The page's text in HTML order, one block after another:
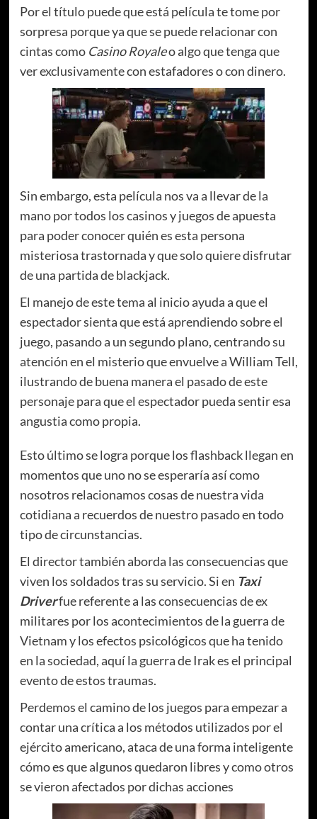
Por el título puede que está película te tome por
sorpresa porque ya que se puede relacionar con
cintas como Casino Royaleo algo que tenga que
ver exclusivamente con estafadores o con dinero.
Sin embargo, esta película nos va a llevar de la
mano por todos los casinos y juegos de apuesta
para poder conocer quién es esta persona
misteriosa trastornada y que solo quiere disfrutar
de una partida de blackjack.
El manejo de este tema al inicio ayuda a que el
espectador sienta que está aprendiendo sobre el
juego, pasando a un segundo plano, centrando su
atención en el misterio que envuelve a William Tell,
ilustrando de buena manera el pasado de este
personaje para que el espectador pueda sentir esa
angustia como propia.
Esto último se logra porque los flashback llegan en
momentos que uno no se esperaría así como
nosotros relacionamos cosas de nuestra vida
cotidiana a recuerdos de nuestro pasado en todo
tipo de circunstancias.
El director también aborda las consecuencias que
viven los soldados tras su servicio. Si en Taxi
Driverfue referente a las consecuencias de ex
militares por los acontecimientos de la guerra de
Vietnam y los efectos psicológicos que ha tenido
en la sociedad, aquí la guerra de Irak es el principal
evento de estos traumas.
Perdemos el camino de los juegos para empezar a
contar una crítica a los métodos utilizados por el
ejército americano, ataca de una forma inteligente
cómo es que algunos quedaron libres y como otros
se vieron afectados por dichas acciones